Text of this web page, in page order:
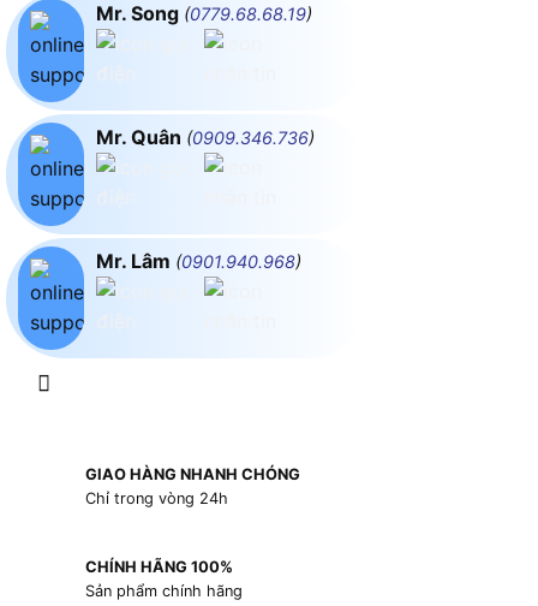
Mr. Song (0779.68.68.19)
Mr. Quân (0909.346.736)
Mr. Lâm (0901.940.968)
GIAO HÀNG NHANH CHÓNG
Chỉ trong vòng 24h
CHÍNH HÃNG 100%
Sản phẩm chính hãng